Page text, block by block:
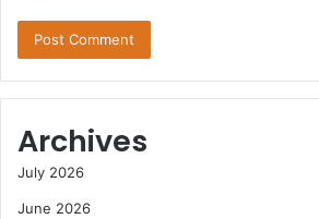
Archives
July 2026
June 2026